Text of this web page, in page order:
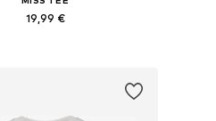
19,99 €